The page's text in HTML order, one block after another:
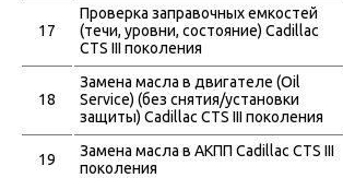
17
Проверка заправочных емкостей
(течи, уровни, состояние) Cadillac
CTS III поколения
18
Замена масла в двигателе (Oil
Service) (без снятия/установки
защиты) Cadillac CTS III поколения
19
Замена масла в АКПП Cadillac CTS III
поколения